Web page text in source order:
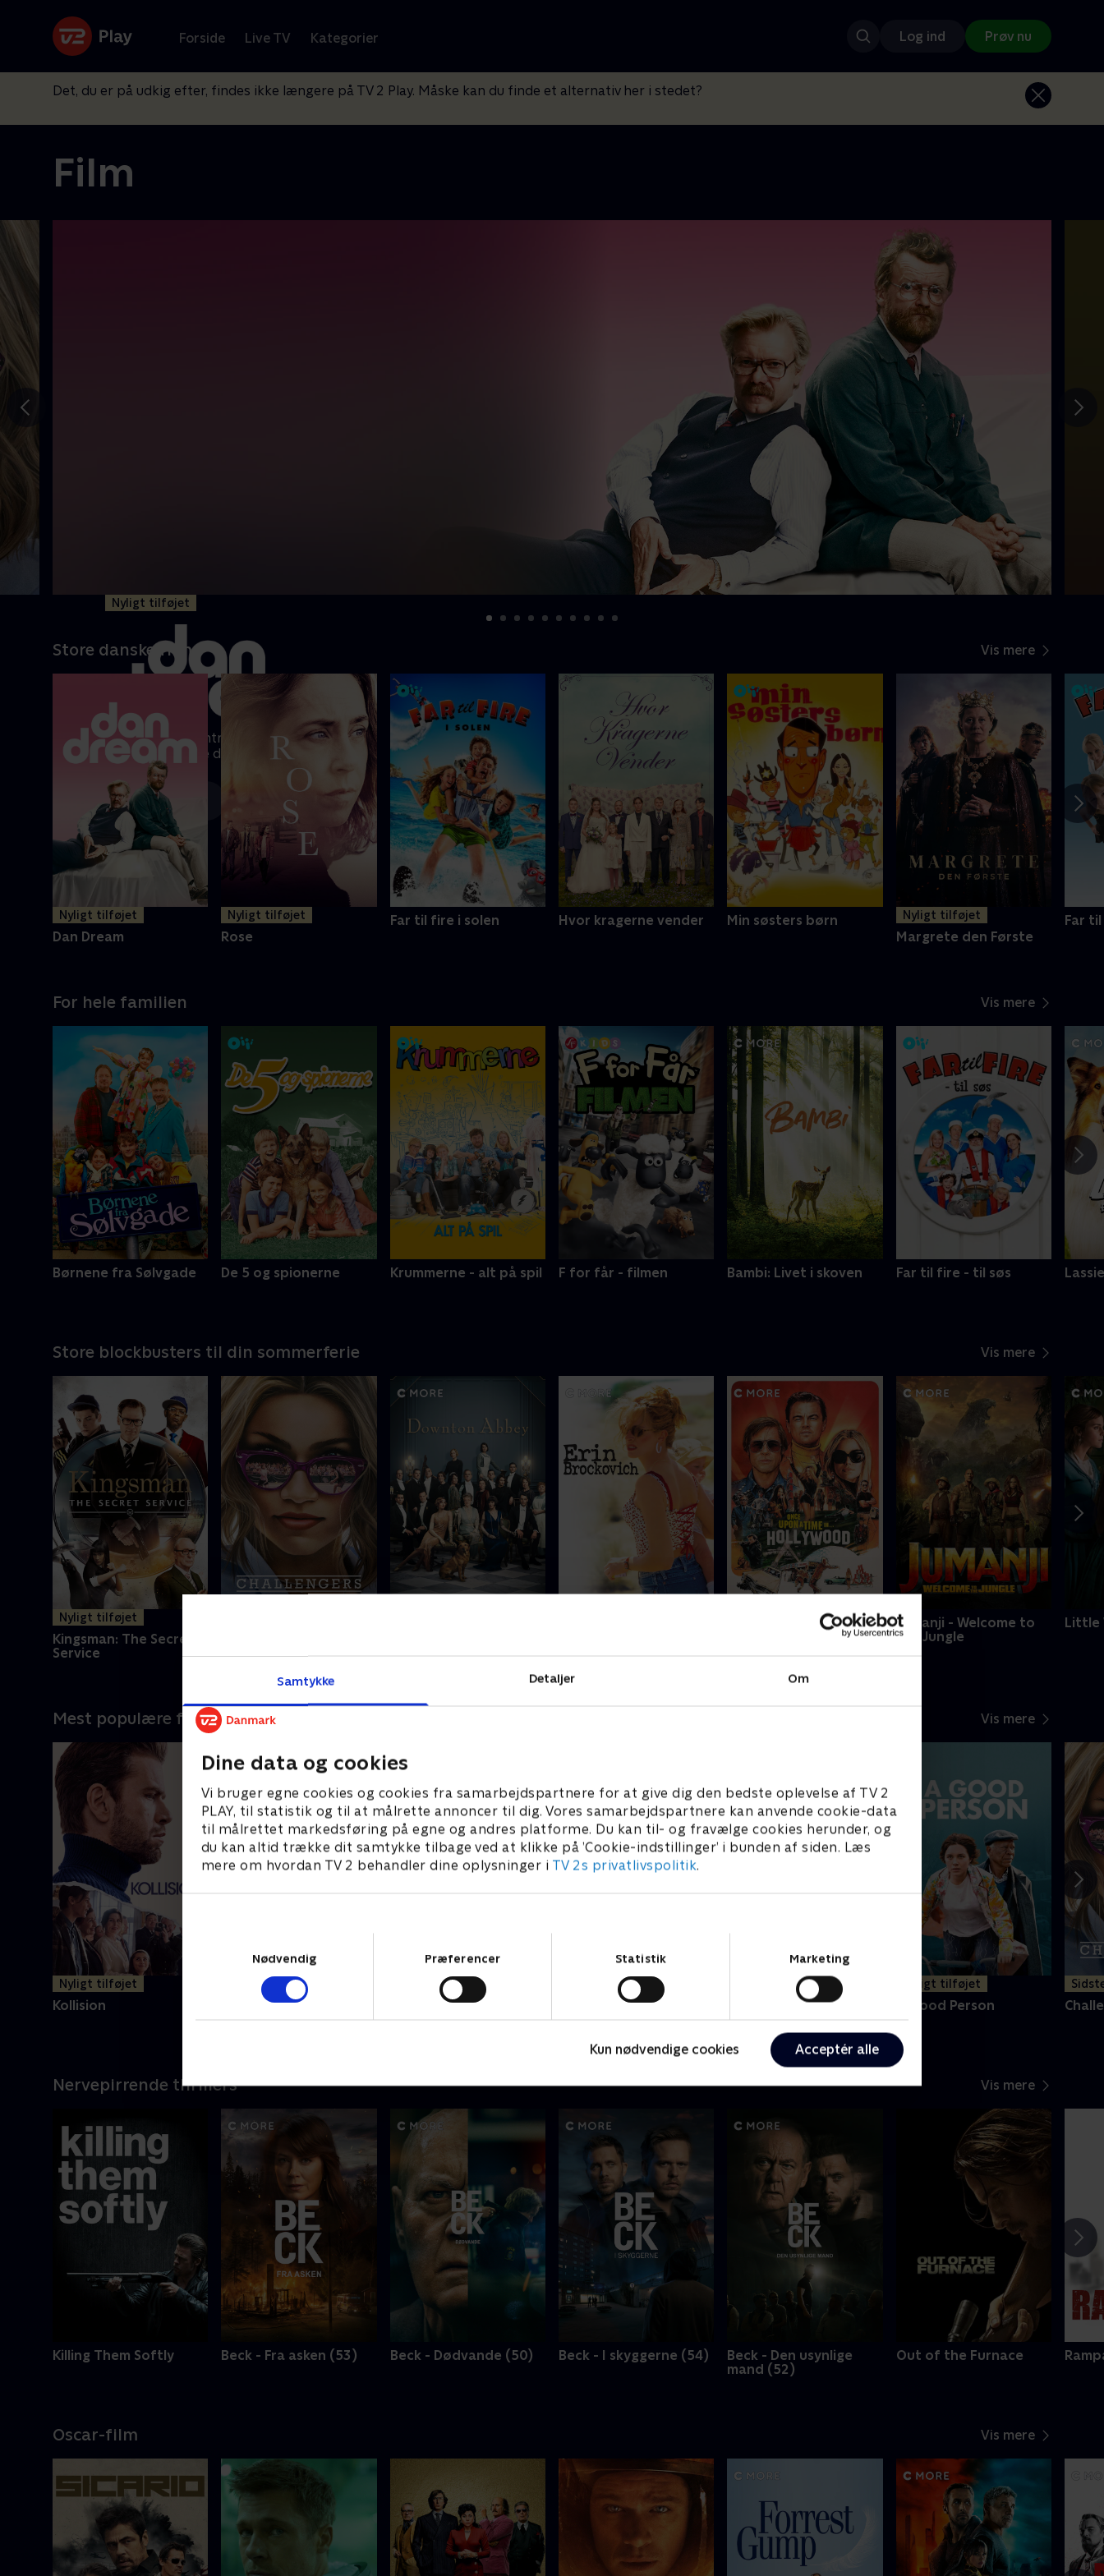
Samtykke Detaljer Om
Dine data og cookies
Vi bruger egne cookies og cookies fra samarbejdspartnere for at give dig den bedste oplevelse af TV 2
PLAY, til statistik og til at målrette annoncer til dig. Vores samarbejdspartnere kan anvende cookie-data
til målrettet markedsføring på egne og andres platforme. Du kan til- og fravælge cookies herunder, og
du kan altid trække dit samtykke tilbage ved at klikke på ’Cookie-indstillinger’ i bunden af siden. Læs
mere om hvordan TV 2 behandler dine oplysninger i TV 2s privatlivspolitik.
Nødvendig
Præferencer Statistik Marketing
Kun nødvendige cookies Acceptér alle
Forside Live TV Kategorier Log ind Prøv nu
Det, du er på udkig efter, findes ikke længere på TV 2 Play. Måske kan du finde et alternativ her i stedet?
Film
Nyligt tilføjet
En gruppe excentriske mænd
laver i 1980'erne deres egen
elektriske bil
Mere info
Gå til
Store danske film Vis mere
Nyligt tilføjet
Dan Dream
Nyligt tilføjet
Rose
Far til fire i solen Hvor kragerne vender Min søsters børn Nyligt tilføjet
Margrete den Første
Far
For hele familien Vis mere
Børnene fra Sølvgade De 5 og spionerne Krummerne - alt på spil F for får - filmen Bambi: Livet i skoven Far til fire - til søs
Store blockbusters til din sommerferie Vis mere
Nyligt tilføjet
Kingsman: The Secret
Service
Once Upon a Time in
Jumanji - Welcome to
the Jungle
Little
Mest populære film Vis mere
Nyligt tilføjet
Kollision
Nyligt tilføjet
Crocodile Dundee II
Nyligt tilføjet
Crocodile Dundee
Nyligt tilføjet Cloud Atlas Nyligt tilføjet
A Good Person
Nervepirrende thrillers Vis mere
Killing Them Softly Beck - Fra asken (53) Beck - Dødvande (50) Beck - I skyggerne (54)
Beck - Den usynlige
mand (52)
Out of the Furnace
Oscar-film Vis mere